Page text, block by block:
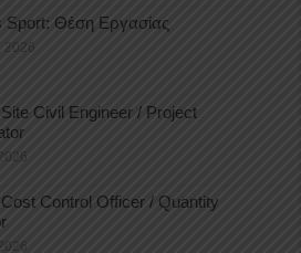
Sport: Θέση Εργασίας
2026
Site Civil Engineer / Project
Cost Control Officer / Quantity